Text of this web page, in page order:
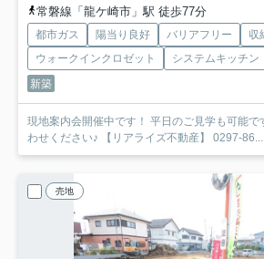
常磐線「龍ケ崎市」駅 徒歩77分
都市ガス 陽当り良好 バリアフリー
収
ウォークインクロゼット
システムキッチン
新築
現地案内会開催中です！ 平日のご見学も可能で
わせください♪ 【リアライズ不動産】 0297-86...
売地